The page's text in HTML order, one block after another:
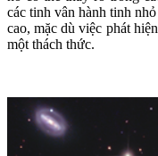
các tinh vân hành tinh
cao, mặc dù việc phát
một thách thức.